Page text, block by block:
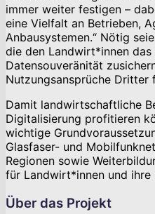
immer weiter festigen –
eine Vielfalt an Betrieben,
Anbausystemen.“ Nötig
die den Landwirt*innen
Datensouveränität
Nutzungsansprüche Dritter
Damit landwirtschaftliche
Digitalisierung profitieren
wichtige
Glasfaser- und
Regionen sowie
für Landwirt*innen und ihre
Über das Projekt